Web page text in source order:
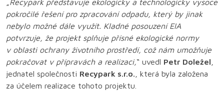
Recypark představuje ekologicky a technologicky vysoce
pokročilé řešení pro zpracování odpadu, který by jinak
nebylo možné dále využít. Kladné posouzení EIA
potvrzuje, že projekt splňuje přísné ekologické normy
v oblasti ochrany životního prostředí, což nám umožňuje
pokračovat v přípravách a realizaci,“ uvedl Petr Doležel
jednatel společnosti Recypark s.r.o. , která byla založena
za účelem realizace tohoto projektu.